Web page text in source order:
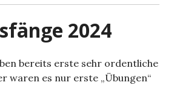
2024
bereits erste sehr ordentliche
waren es nur erste „Übungen“